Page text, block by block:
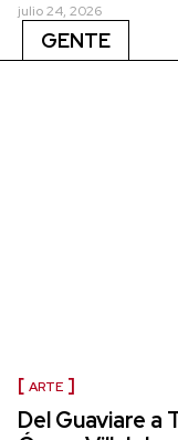
julio 24, 2026
GENTE
ARTE
Del Guaviare a